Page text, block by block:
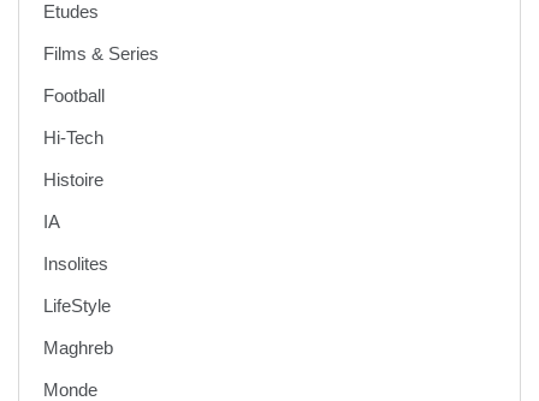
Etudes
Films & Series
Football
Hi-Tech
Histoire
IA
Insolites
LifeStyle
Maghreb
Monde